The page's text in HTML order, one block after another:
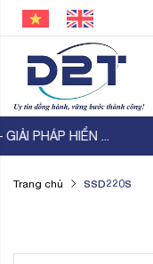
WORKSHOP D2T
Trang chủ SSD220S